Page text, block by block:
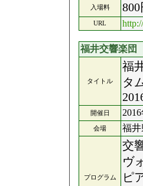
入場料
URL
福井交響楽団
タイトル
福
タ
開催日
会場 福
プログラム
交
ヴ
ピ